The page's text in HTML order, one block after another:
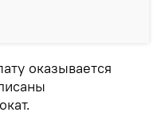
оказывается